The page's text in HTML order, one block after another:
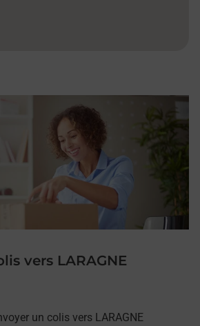
vers LARAGNE
un colis vers LARAGNE